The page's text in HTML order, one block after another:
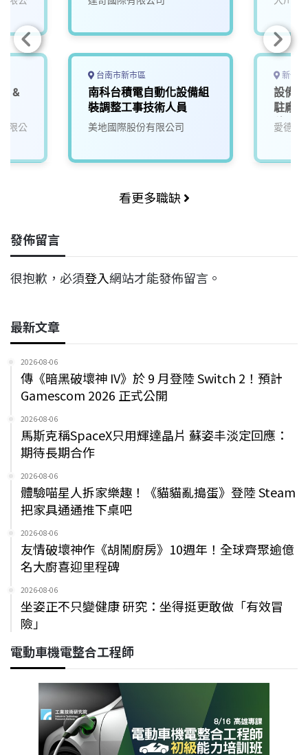
&
限公
台南市新市區
南科台積電自動化設備組
裝調整工事技術人員
美地國際股份有限公司
新竹
設備
駐廠
積電
愛德華
看更多職缺
發佈留言
很抱歉，必須登入網站才能發佈留言。
最新文章
2026-08-06
傳《暗黑破壞神 IV》於 9 月登陸 Switch 2！預計
Gamescom 2026 正式公開
2026-08-06
馬斯克稱SpaceX只用輝達晶片 蘇姿丰淡定回應：
期待長期合作
2026-08-06
體驗喵星人拆家樂趣！《貓貓亂搗蛋》登陸 Steam
把家具通通推下桌吧
2026-08-06
友情破壞神作《胡鬧廚房》10週年！全球齊聚逾億
名大廚喜迎里程碑
2026-08-06
坐姿正不只變健康 研究：坐得挺更敢做「有效冒
險」
電動車機電整合工程師